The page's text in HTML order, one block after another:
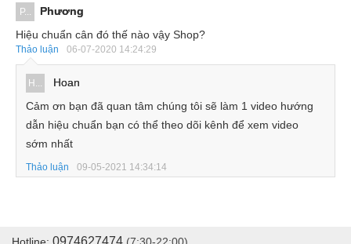
P...
Phương
Hiệu chuẩn cân đó thế nào vậy Shop?
Thảo luận 06-07-2020 14:24:29
H...
Hoan
Cảm ơn bạn đã quan tâm chúng tôi sẽ làm 1 video hướng
dẫn hiệu chuẩn bạn có thể theo dõi kênh để xem video
sớm nhất
Thảo luận 09-05-2021 14:34:14
Hotline: 0974627474 (7:30-22:00)